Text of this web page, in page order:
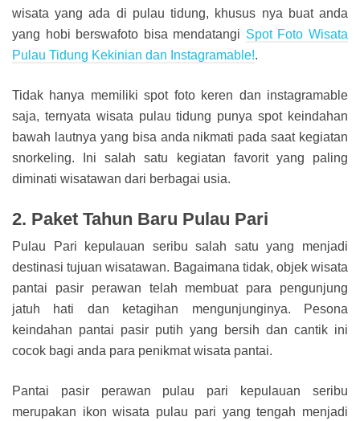
wisata yang ada di pulau tidung, khusus nya buat anda
yang hobi berswafoto bisa mendatangi Spot Foto Wisata
Pulau Tidung Kekinian dan Instagramable!.
Tidak hanya memiliki spot foto keren dan instagramable
saja, ternyata wisata pulau tidung punya spot keindahan
bawah lautnya yang bisa anda nikmati pada saat kegiatan
snorkeling. Ini salah satu kegiatan favorit yang paling
diminati wisatawan dari berbagai usia.
2. Paket Tahun Baru Pulau Pari
Pulau Pari kepulauan seribu salah satu yang menjadi
destinasi tujuan wisatawan. Bagaimana tidak, objek wisata
pantai pasir perawan telah membuat para pengunjung
jatuh hati dan ketagihan mengunjunginya. Pesona
keindahan pantai pasir putih yang bersih dan cantik ini
cocok bagi anda para penikmat wisata pantai.
Pantai pasir perawan pulau pari kepulauan seribu
merupakan ikon wisata pulau pari yang tengah menjadi